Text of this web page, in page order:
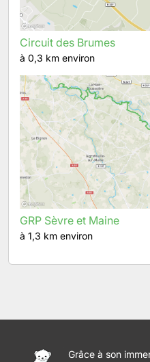
Circuit des Brumes
à 0,3 km environ
GRP Sèvre et Maine
à 1,3 km environ
Grâce à son